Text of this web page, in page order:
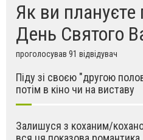
Як ви плануєте
День Святого
проголосував 91 відвідувач
Піду зі своєю "другою
потім в кіно чи на виставу
Залишуся з коханим/